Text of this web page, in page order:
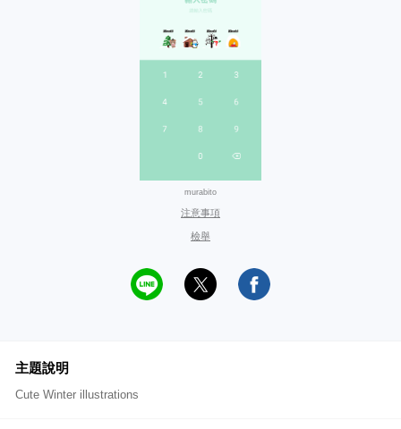
murabito
注意事項
檢舉
主題說明
Cute Winter illustrations